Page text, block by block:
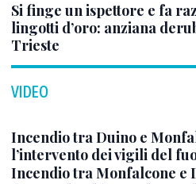
Si finge un ispettore e fa
lingotti d’oro: anziana
Trieste
VIDEO
Incendio tra Duino e
l’intervento dei vigili del
Incendio tra Monfalcone e